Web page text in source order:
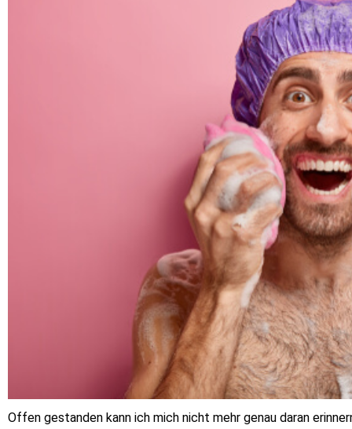
Offen gestanden kann ich mich nicht mehr genau daran